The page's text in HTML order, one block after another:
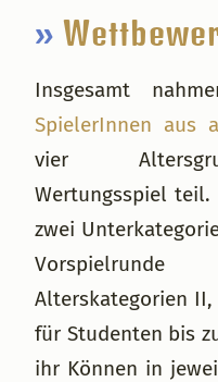
»
Insgesamt
SpielerInnen aus
vier
Wertungsspiel
zwei
Alterskategorien
für Studenten bis
ihr Können in